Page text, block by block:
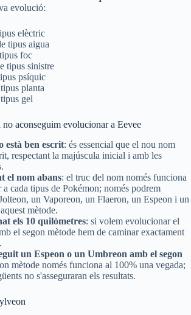
evolució:
elèctric
tipus aigua
foc
tipus sinistre
psíquic
planta
gel
no aconseguim evolucionar a Eevee
està ben escrit: és essencial que el nou nom
respectant la majúscula inicial i amb les
el nom abans: el truc del nom només funciona
a cada tipus de Pokémon; només podrem
un Vaporeon, un Flaeron, un Espeon i un
mètode.
els 10 quilòmetres: si volem evolucionar el
el segon mètode hem de caminar exactament
un Espeon o un Umbreon amb el segon
mètode només funciona al 100% una vegada;
no s'asseguraran els resultats.